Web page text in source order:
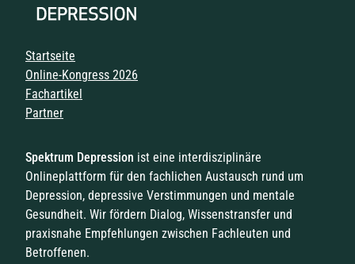
Spektrum Depression ist eine interdisziplinäre
Onlineplattform für den fachlichen Austausch rund um
Depression, depressive Verstimmungen und mentale
Gesundheit. Wir fördern Dialog, Wissenstransfer und
praxisnahe Empfehlungen zwischen Fachleuten und
Betroffenen.
Navigation überspringen
Startseite
Online-Kongress 2026
Fachartikel
Partner